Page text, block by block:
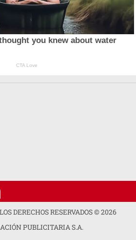
you knew about water
CTA Love
DERECHOS RESERVADOS ©2026
PUBLICITARIA S.A.